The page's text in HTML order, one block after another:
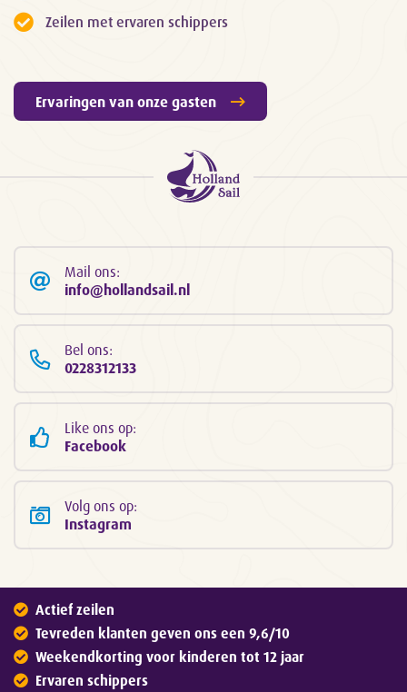
Zeilen met ervaren schippers
Ervaringen van onze gasten
Mail ons:
info@hollandsail.nl
Bel ons:
0228312133
Like ons op:
Facebook
Volg ons op:
Instagram
Actief zeilen
Tevreden klanten geven ons een 9,6/10
Weekendkorting voor kinderen tot 12 jaar
Ervaren schippers